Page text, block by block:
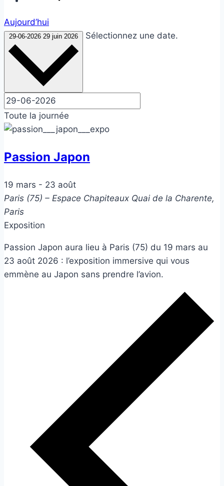
Aujourd’hui
29-06-2026 29 juin 2026 Sélectionnez une date.
Toute la journée
Passion Japon
19 mars - 23 août
Paris (75) – Espace Chapiteaux Quai de la Charente,
Paris
Exposition
Passion Japon aura lieu à Paris (75) du 19 mars au
23 août 2026 : l’exposition immersive qui vous
emmène au Japon sans prendre l’avion.